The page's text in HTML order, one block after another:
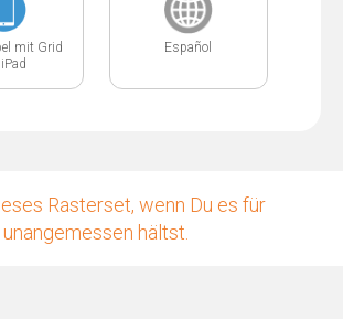
mit Grid
Español
Rasterset, wenn Du es für
unangemessen hältst.